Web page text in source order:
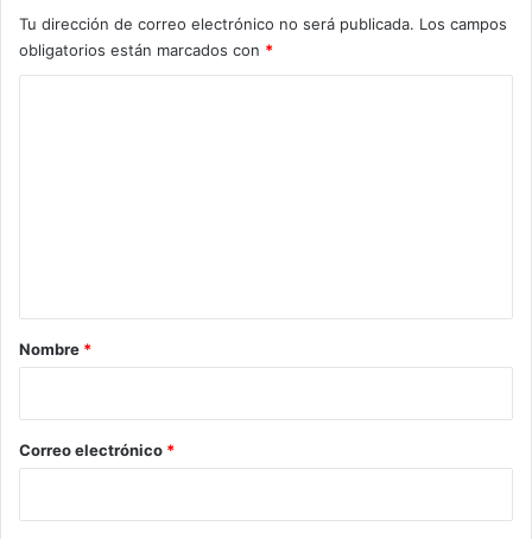
Tu dirección de correo electrónico no será publicada. Los campos
obligatorios están marcados con *
r
*
Nombre *
Correo electrónico *